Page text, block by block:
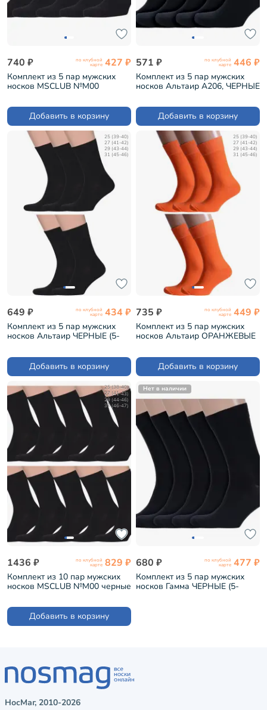
740 ₽ по клубной
карте 427 ₽
Комплект из 5 пар мужских
носков MSCLUB №М00
Добавить в корзину
571 ₽ по клубной
карте 446 ₽
Комплект из 5 пар мужских
носков Альтаир А206, ЧЕРНЫЕ
Добавить в корзину
25 (39-40)
27 (41-42)
29 (43-44)
31 (45-46)
649 ₽ по клубной
карте 434 ₽
Комплект из 5 пар мужских
носков Альтаир ЧЕРНЫЕ (5-
Добавить в корзину
25 (39-40)
27 (41-42)
29 (43-44)
31 (45-46)
735 ₽ по клубной
карте 449 ₽
Комплект из 5 пар мужских
носков Альтаир ОРАНЖЕВЫЕ
Добавить в корзину
25 (38-40)
27 (41-43)
29 (44-46)
31 (46-47)
1436 ₽ по клубной
карте 829 ₽
Комплект из 10 пар мужских
носков MSCLUB №М00 черные
Добавить в корзину
Нет в наличии
680 ₽ по клубной
карте 477 ₽
Комплект из 5 пар мужских
носков Гамма ЧЕРНЫЕ (5-
НосМаг, 2010-2026